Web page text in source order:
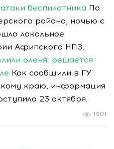
беспилотника По
района, ночью с
локальное
Афипского НПЗ.
оленя: решается
Как сообщили в ГУ
краю, информация
23 октября.
1601